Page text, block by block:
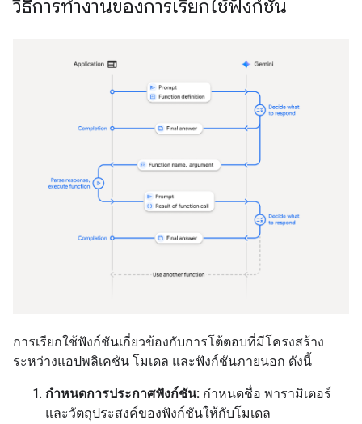
วิธีการทำงานของการเรียกใช้ฟังก์ชัน
การเรียกใช้ฟังก์ชันเกี่ยวข้องกับการโต้ตอบที่มีโครงสร้าง
ระหว่างแอปพลิเคชัน โมเดล และฟังก์ชันภายนอก ดังนี้
กำหนดการประกาศฟังก์ชัน: กำหนดชื่อ พารามิเตอร์
และวัตถุประสงค์ของฟังก์ชันให้กับโมเดล